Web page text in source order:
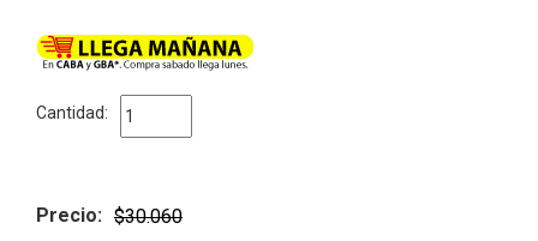
Cantidad:
Precio: $30.060